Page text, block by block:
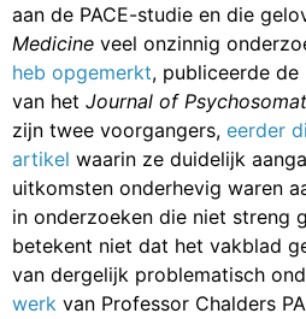
aan de PACE-studie en die
Medicine veel onzinnig
heb opgemerkt, publiceerde
van het Journal of
zijn twee voorgangers, eerder
artikel waarin ze duidelijk
uitkomsten onderhevig waren
in onderzoeken die niet streng
betekent niet dat het vakblad
van dergelijk problematisch
werk van Professor Chalders